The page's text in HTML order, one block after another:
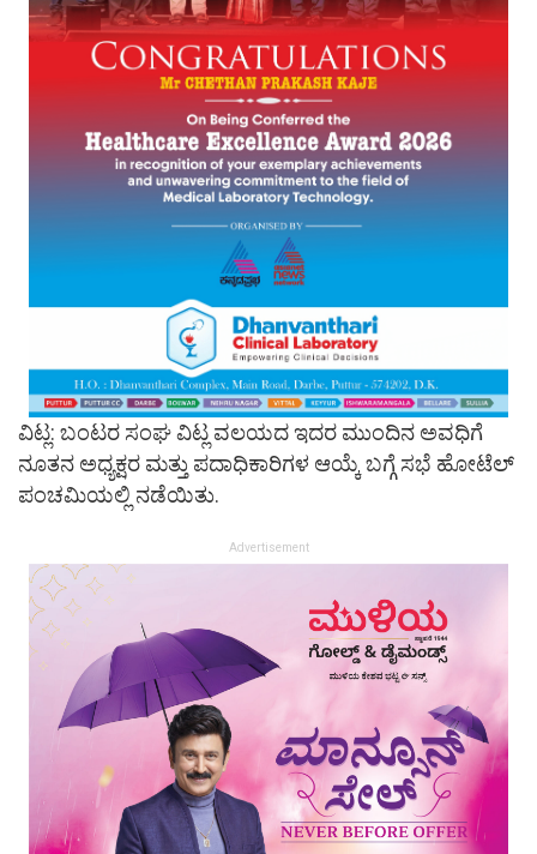
ವಿಟ್ಲ: ಬಂಟರ ಸಂಘ ವಿಟ್ಲ ವಲಯದ ಇದರ ಮುಂದಿನ ಅವಧಿಗೆ
ನೂತನ ಅಧ್ಯಕ್ಷರ ಮತ್ತು ಪದಾಧಿಕಾರಿಗಳ ಆಯ್ಕೆ ಬಗ್ಗೆ ಸಭೆ ಹೋಟೆಲ್
ಪಂಚಮಿಯಲ್ಲಿ ನಡೆಯಿತು.
Advertisement